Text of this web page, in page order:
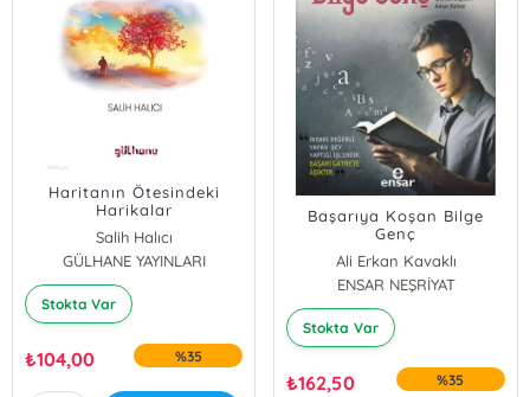
Haritanın Ötesindeki
Harikalar
Salih Halıcı
GÜLHANE YAYINLARI
Stokta Var
₺104,00 %35
Başarıya Koşan Bilge
Genç
Ali Erkan Kavaklı
SEFA SAYGILI
Mustafa Duran
ALİ AKBEN
Adnan Kalkan
ENSAR NEŞRİYAT
Stokta Var
₺162,50 %35